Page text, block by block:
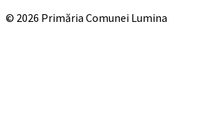
© 2026 Primăria Comunei Lumina